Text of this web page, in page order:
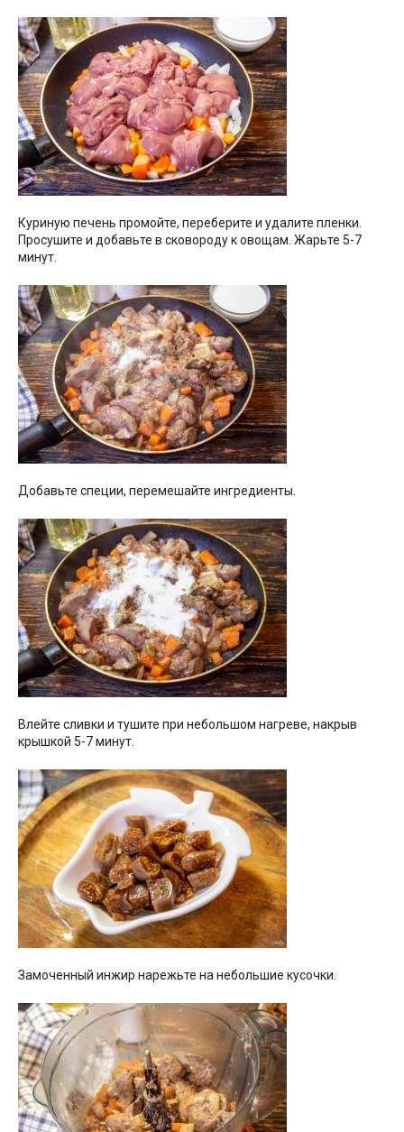
Куриную печень промойте, переберите и удалите пленки.
Просушите и добавьте в сковороду к овощам. Жарьте 5-7
минут.
Добавьте специи, перемешайте ингредиенты.
Влейте сливки и тушите при небольшом нагреве, накрыв
крышкой 5-7 минут.
Замоченный инжир нарежьте на небольшие кусочки.